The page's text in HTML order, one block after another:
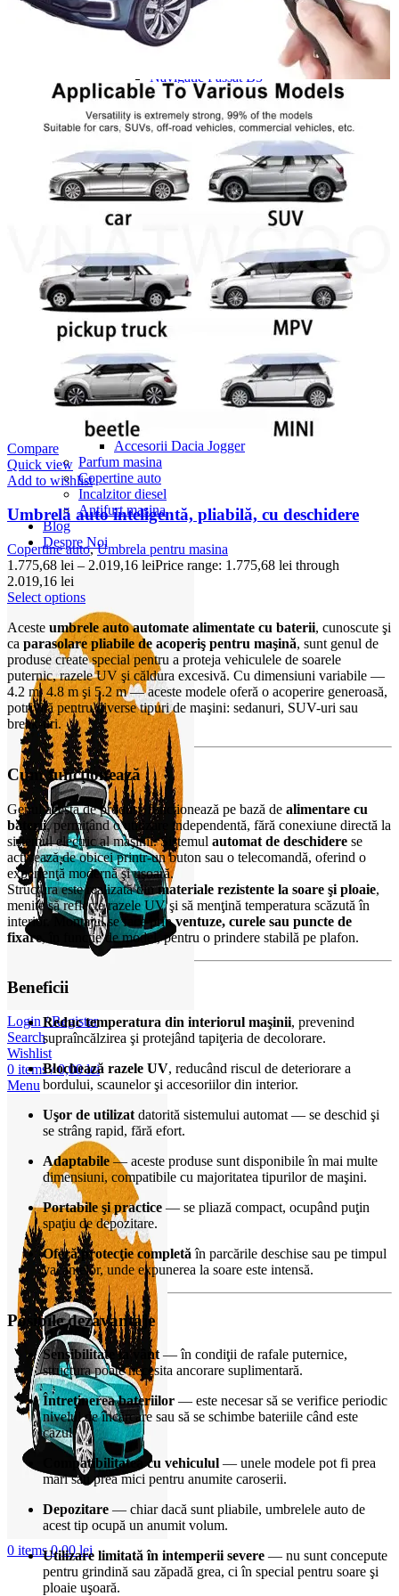
Navigație Mercedes W204
Navigație Mercedes W211
Navigație Mercedes Sprinter
Navigație Passat B5
Navigație Passat B5 5
Navigație Passat B6
Navigație Passat B7
Navigație Passat B8
Navigație Passat CC
Skoda
Navigație Skoda Fabia 1
Navigație Skoda Fabia 2
Navigație Skoda Octavia 1
Navigație Skoda Octavia 3
Navigație Skoda Rapid
Navigație Skoda Superb 1
Navigație Skoda Superb 2
Navigație Toyota Avensis T25
Portbagaj Plafon Auto
Peste 350 Litri
Peste 450 litri
Accesorii auto masina
Accesorii Duster 2
Accesorii Dacia Jogger
Parfum masina
Copertine auto
Incalzitor diesel
Antifurt masina
Blog
Despre Noi
Login / Register
Search
Wishlist
0 items / 0,00lei
Menu
0 items 0,00lei
Compare
Quick view
Add to wishlist
Umbrelă auto inteligentă, pliabilă, cu deschidere
Copertine auto,Umbrela pentru masina
1.775,68 lei – 2.019,16 leiPrice range: 1.775,68 lei through
2.019,16 lei
Select options
Aceste umbrele auto automate alimentate cu baterii, cunoscute şi
ca parasolare pliabile de acoperiş pentru maşină, sunt genul de
produse create special pentru a proteja vehiculele de soarele
puternic, razele UV şi căldura excesivă. Cu dimensiuni variabile —
4.2 m, 4.8 m şi 5.2 m — aceste modele oferă o acoperire generoasă,
potrivită pentru diverse tipuri de maşini: sedanuri, SUV-uri sau
break-uri.
Cum funcţionează
Genul acesta de produse funcţionează pe bază de alimentare cu
baterii, permiţând o utilizare independentă, fără conexiune directă la
sistemul electric al maşinii. Sistemul automat de deschidere se
activează de obicei printr-un buton sau o telecomandă, oferind o
experienţă modernă şi uşoară.
Structura este realizată dinmateriale rezistente la soare şi ploaie,
menite să reflecte razele UV şi să menţină temperatura scăzută în
interior. Montajul se face prinventuze, curele sau puncte de
fixare , în funcţie de model, pentru o prindere stabilă pe plafon.
Beneficii
Reduc temperatura din interiorul maşinii, prevenind
supraîncălzirea şi protejând tapiţeria de decolorare.
Blochează razele UV, reducând riscul de deteriorare a
bordului, scaunelor şi accesoriilor din interior.
Uşor de utilizat datorită sistemului automat — se deschid şi
se strâng rapid, fără efort.
Adaptabile— aceste produse sunt disponibile în mai multe
dimensiuni, compatibile cu majoritatea tipurilor de maşini.
Portabile şi practice — se pliază compact, ocupând puţin
spaţiu de depozitare.
Oferă protecţie completă în parcările deschise sau pe timpul
vacanţelor, unde expunerea la soare este intensă.
Posibile dezavantaje
Sensibilitate la vânt— în condiţii de rafale puternice,
structura poate necesita ancorare suplimentară.
Întreţinerea bateriilor — este necesar să se verifice periodic
nivelul de încărcare sau să se schimbe bateriile când este
cazul.
Compatibilitatea cu vehiculul — unele modele pot fi prea
mari sau prea mici pentru anumite caroserii.
Depozitare — chiar dacă sunt pliabile, umbrelele auto de
acest tip ocupă un anumit volum.
Utilizare limitată în intemperii severe — nu sunt concepute
pentru grindină sau zăpadă grea, ci în special pentru soare şi
ploaie uşoară.